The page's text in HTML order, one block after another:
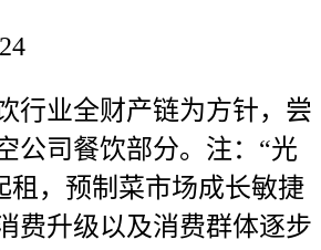
业全财产链为方针，尝
公司餐饮部分。注：“光
租，预制菜市场成长敏捷
费升级以及消费群体逐步